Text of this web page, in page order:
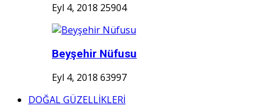
Eyl 4, 2018 25904
Beyşehir Nüfusu
Eyl 4, 2018 63997
DOĞAL GÜZELLİKLERİ